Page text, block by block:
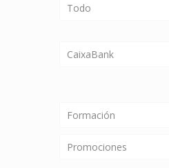
Todo
CaixaBank
Formación
Promociones